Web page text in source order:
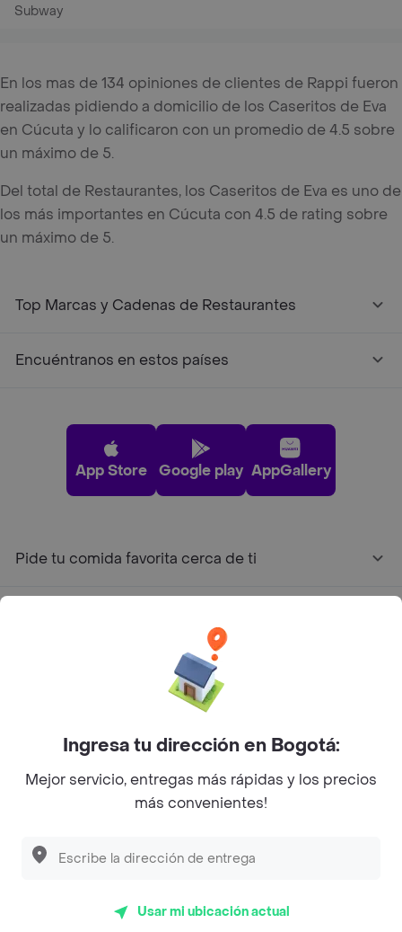
Subway
En los mas de 134 opiniones de clientes de Rappi fueron
realizadas pidiendo a domicilio de los Caseritos de Eva
en Cúcuta y lo calificaron con un promedio de 4.5 sobre
un máximo de 5.
Del total de Restaurantes, los Caseritos de Eva es uno de
los más importantes en Cúcuta con 4.5 de rating sobre
un máximo de 5.
Top Marcas y Cadenas de Restaurantes
Encuéntranos en estos países
App Store Google play AppGallery
Pide tu comida favorita cerca de ti
Facebook
Twitter
Instagram
Rappi S.A.S. --- NIT 900.843.898-9 --- Calle 63 # 16A-02
Ingresa tu dirección en Bogotá:
Mejor servicio, entregas más rápidas y los precios
más convenientes!
Usar mi ubicación actual